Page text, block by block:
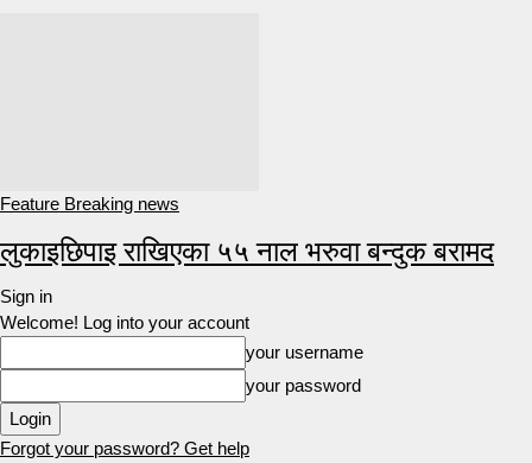
Feature Breaking news
लुकाइछिपाइ राखिएका ५५ नाल भरुवा बन्दुक बरामद
Sign in
Welcome! Log into your account
your username
your password
Forgot your password? Get help